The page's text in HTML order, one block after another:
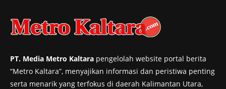
PT. Media Metro Kaltara pengelolah website portal berita
“Metro Kaltara”, menyajikan informasi dan peristiwa penting
serta menarik yang terfokus di daerah Kalimantan Utara,